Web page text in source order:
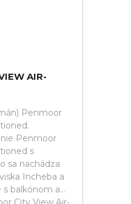
AIR-
Penmoor
Penmoor
s
sa nachádza
Incheba a
balkónom a...